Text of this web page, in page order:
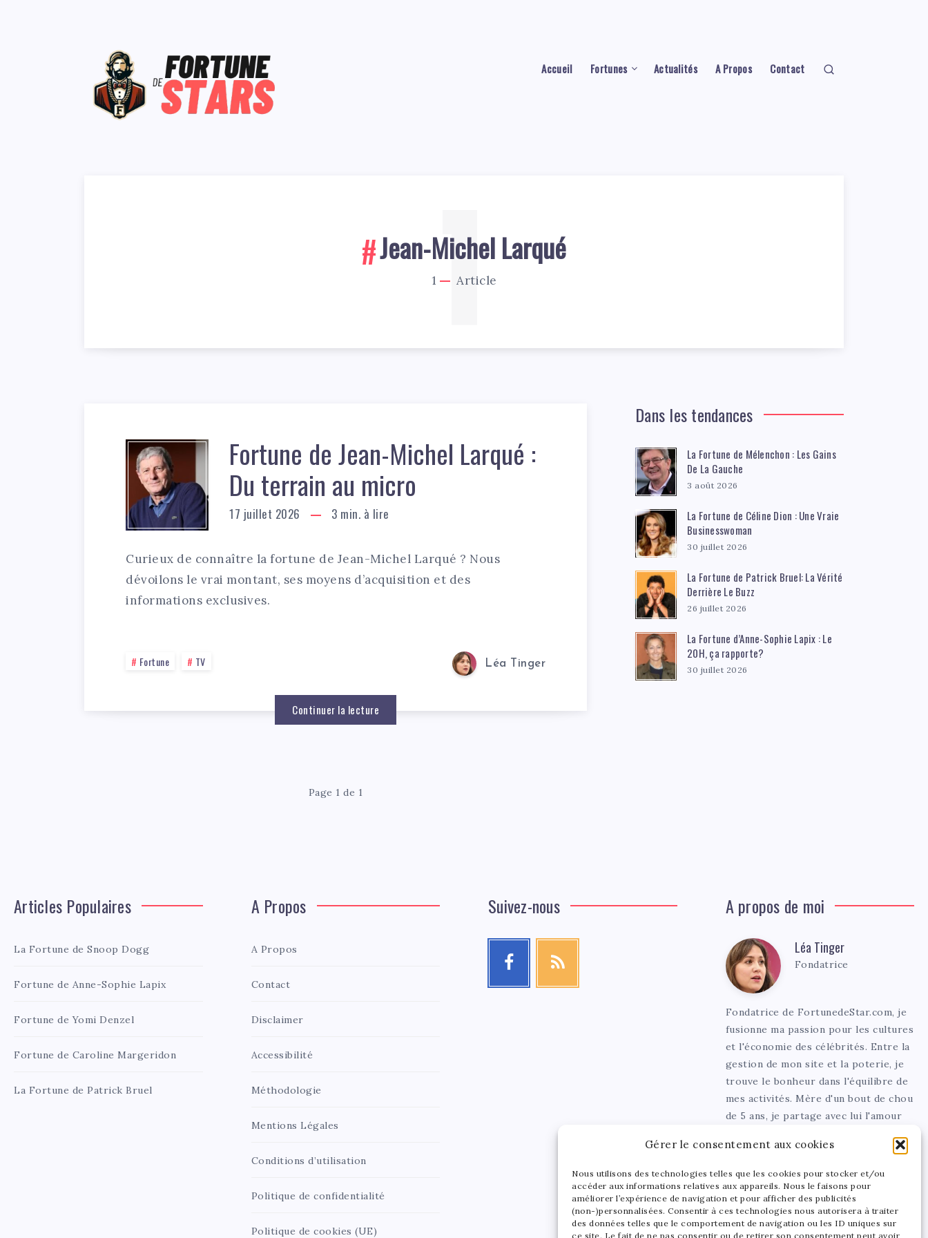
Gérer le consentement aux cookies
Nous utilisons des technologies telles que les cookies pour stocker et/ou
accéder aux informations relatives aux appareils. Nous le faisons pour
améliorer l’expérience de navigation et pour afficher des publicités
(non-)personnalisées. Consentir à ces technologies nous autorisera à traiter
des données telles que le comportement de navigation ou les ID uniques sur
ce site. Le fait de ne pas consentir ou de retirer son consentement peut avoir
Accueil Fortunes Actualités A Propos Contact
Jean-Michel Larqué
1 Article
1
Fortune de Jean-Michel Larqué :
Du terrain au micro
17 juillet 2026 3 min. à lire
Curieux de connaître la fortune de Jean-Michel Larqué ? Nous
dévoilons le vrai montant, ses moyens d’acquisition et des
informations exclusives.
Fortune TV Léa Tinger
Continuer la lecture
Page 1 de 1
Dans les tendances
La Fortune de Mélenchon : Les Gains
De La Gauche
3 août 2026
La Fortune de Céline Dion : Une Vraie
Businesswoman
30 juillet 2026
La Fortune de Patrick Bruel: La Vérité
Derrière Le Buzz
26 juillet 2026
La Fortune d’Anne-Sophie Lapix : Le
20H, ça rapporte?
30 juillet 2026
Articles Populaires
La Fortune de Snoop Dogg
Fortune de Anne-Sophie Lapix
Fortune de Yomi Denzel
Fortune de Caroline Margeridon
La Fortune de Patrick Bruel
A Propos
A Propos
Contact
Disclaimer
Accessibilité
Méthodologie
Mentions Légales
Conditions d’utilisation
Politique de confidentialité
Politique de cookies (UE)
Suivez-nous A propos de moi
Léa
Tinger
Léa Tinger
Fondatrice
Fondatrice de FortunedeStar.com, je
fusionne ma passion pour les cultures
et l'économie des célébrités. Entre la
gestion de mon site et la poterie, je
trouve le bonheur dans l'équilibre de
mes activités. Mère d'un bout de chou
de 5 ans, je partage avec lui l'amour